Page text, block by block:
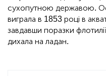
сухопутною державою.
виграла в 1853 році в
завдавши поразки
дихала на ладан.